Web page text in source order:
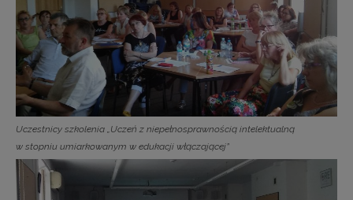
Uczestnicy szkolenia „Uczeń z niepełnosprawnością intelektualną
w stopniu umiarkowanym w edukacji włączającej”